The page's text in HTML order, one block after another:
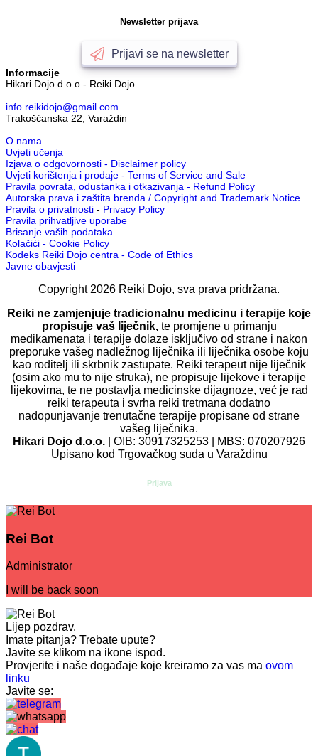
Newsletter prijava
Prijavi se na newsletter
Informacije
Hikari Dojo d.o.o - Reiki Dojo
info.reikidojo@gmail.com
Trakošćanska 22, Varaždin
O nama
Uvjeti učenja
Izjava o odgovornosti - Disclaimer policy
Uvjeti korištenja i prodaje - Terms of Service and Sale
Pravila povrata, odustanka i otkazivanja - Refund Policy
Autorska prava i zaštita brenda / Copyright and Trademark Notice
Pravila o privatnosti - Privacy Policy
Pravila prihvatljive uporabe
Brisanje vaših podataka
Kolačići - Cookie Policy
Kodeks Reiki Dojo centra - Code of Ethics
Javne obavjesti
Copyright 2026 Reiki Dojo, sva prava pridržana.
Reiki ne zamjenjuje tradicionalnu medicinu i terapije koje
propisuje vaš liječnik,te promjene u primanju
medikamenata i terapije dolaze isključivo od strane i nakon
preporuke vašeg nadležnog liječnika ili liječnika osobe koju
kao roditelj ili skrbnik zastupate. Reiki terapeut nije liječnik
(osim ako mu to nije struka), ne propisuje lijekove i terapije
lijekovima, te ne postavlja medicinske dijagnoze, već je rad
reiki terapeuta i svrha reiki tretmana dodatno
nadopunjavanje trenutačne terapije propisane od strane
vašeg liječnika.
Hikari Dojo d.o.o. | OIB: 30917325253 | MBS: 070207926
Upisano kod Trgovačkog suda u Varaždinu
Prijava
Rei Bot
Administrator
I will be back soon
Lijep pozdrav.
Imate pitanja? Trebate upute?
Javite se klikom na ikone ispod.
Provjerite i naše događaje koje kreiramo za vas ma ovom
linku
Javite se: